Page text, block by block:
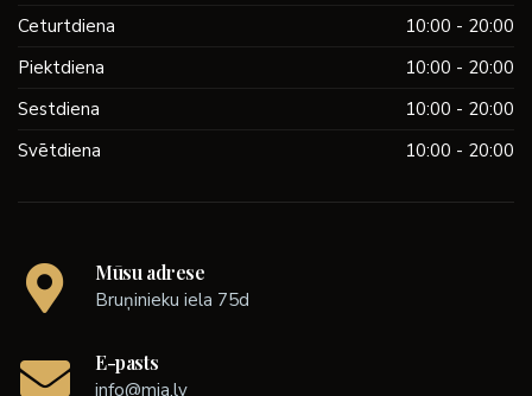
Ceturtdiena
10:00 - 20:00
Piektdiena
10:00 - 20:00
Sestdiena
10:00 - 20:00
Svētdiena
10:00 - 20:00
Mūsu adrese
Bruņinieku iela 75d
E-pasts
info@mia.lv